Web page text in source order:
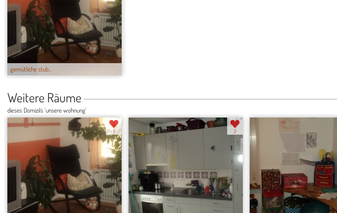
gemütliche stub...
Weitere Räume
dieses Domizils 'unsere wohnung'
1 2